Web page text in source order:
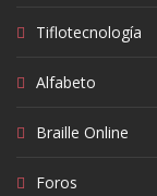
Tiflotecnología
Alfabeto
Braille Online
Foros